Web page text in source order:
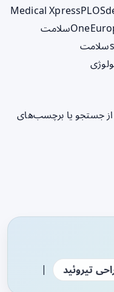
Medical XpressPLOS
Oneسلامت
سلامت
از جستجو یا برچسب‌های
تیروئید |